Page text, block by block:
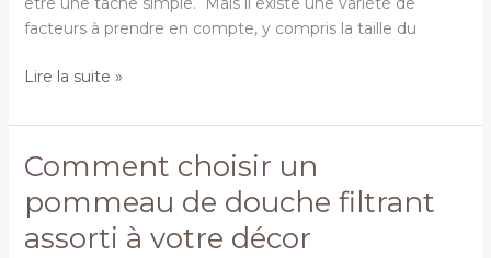
facteurs à prendre en compte, y compris la taille du
Lire la suite »
Comment choisir un
pommeau de douche filtrant
assorti à votre décor
Comment
un
pommeau